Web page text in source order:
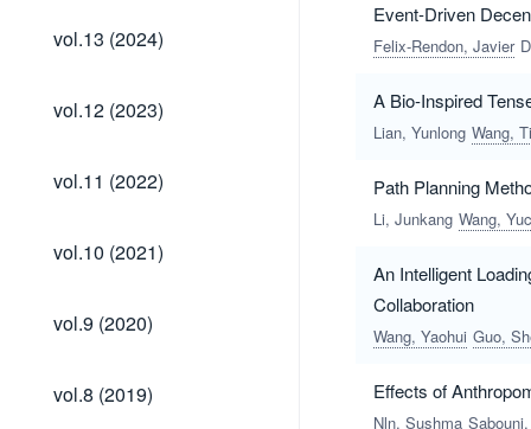
vol.13
(2024)
vol.13 (2024)
vol.12
(2023)
vol.12 (2023)
vol.11
(2022)
vol.11 (2022)
vol.10
(2021)
vol.10 (2021)
vol.9
(2020)
vol.9 (2020)
vol.8
(2019)
vol.8 (2019)
Event-Driven
Felix-Rendon, Javier
A Bio-Inspired
Lian, Yunlong Wang,
Path Planning
Li, Junkang Wang,
An Intelligent
Collaboration
Wang, Yaohui Guo,
Effects of
Nln, Sushma